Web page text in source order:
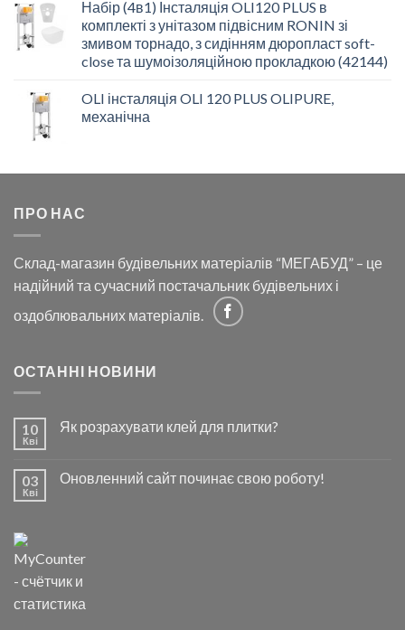
Набір (4в1) Інсталяція OLI120 PLUS в
комплекті з унітазом підвісним RONIN зі
змивом торнадо, з сидінням дюропласт soft-
close та шумоізоляційною прокладкою (42144)
OLI інсталяція OLI 120 PLUS OLIPURE,
механічна
ПРО НАС
Склад-магазин будівельних матеріалів “МЕГАБУД” – це
надійний та сучасний постачальник будівельних і
оздоблювальних матеріалів.
ОСТАННІ НОВИНИ
10
Кві
Як розрахувати клей для плитки?
03
Кві
Оновленний сайт починає свою роботу!